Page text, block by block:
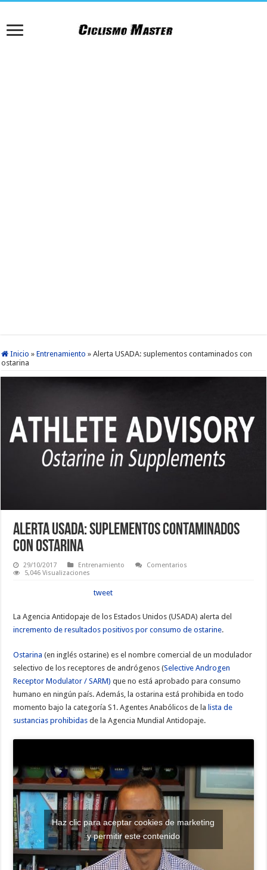
Inicio » Entrenamiento » Alerta USADA: suplementos contaminados con
ostarina
Alerta USADA: suplementos contaminados
con ostarina
29/10/2017 Entrenamiento
Comentarios
5,046 Visualizaciones
tweet
La Agencia Antidopaje de los Estados Unidos (USADA) alerta del
incremento de resultados positivos por consumo de ostarine.
Ostarina (en inglés ostarine) es el nombre comercial de un modulador
selectivo de los receptores de andrógenos (Selective Androgen
Receptor Modulator / SARM) que no está aprobado para consumo
humano en ningún país. Además, la ostarina está prohibida en todo
momento bajo la categoría S1. Agentes Anabólicos de la lista de
sustancias prohibidas de la Agencia Mundial Antidopaje.
Haz clic para aceptar cookies de marketing
y permitir este contenido